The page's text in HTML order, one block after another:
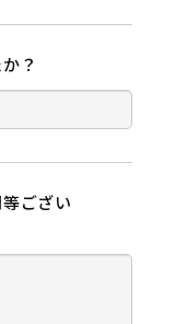
？
ござい